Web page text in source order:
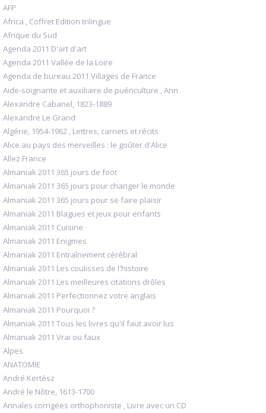
AFP
Africa , Coffret Edition trilingue
Afrique du Sud
Agenda 2011 D'art d'art
Agenda 2011 Vallée de la Loire
Agenda de bureau 2011 Villages de France
Aide-soignante et auxiliaire de puériculture , Ann
Alexandre Cabanel, 1823-1889
Alexandre Le Grand
Algérie, 1954-1962 , Lettres, carnets et récits
Alice au pays des merveilles : le goûter d'Alice
Allez France
Almaniak 2011 365 jours de foot
Almaniak 2011 365 jours pour changer le monde
Almaniak 2011 365 jours pour se faire plaisir
Almaniak 2011 Blagues et jeux pour enfants
Almaniak 2011 Cuisine
Almaniak 2011 Enigmes
Almaniak 2011 Entraînement cérébral
Almaniak 2011 Les coulisses de l'histoire
Almaniak 2011 Les meilleures citations drôles
Almaniak 2011 Perfectionnez votre anglais
Almaniak 2011 Pourquoi ?
Almaniak 2011 Tous les livres qu'il faut avoir lus
Almaniak 2011 Vrai ou faux
Alpes
ANATOMIE
André Kertész
André le Nôtre, 1613-1700
Annales corrigées orthophoniste , Livre avec un CD